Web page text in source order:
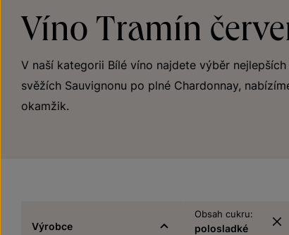
Víno Tramín
V naší kategorii Bílé víno najdete výběr
svěžích Sauvignonu po plné Chardonnay,
okamžik.
Výrobce
Obsah cukru:
polosladké